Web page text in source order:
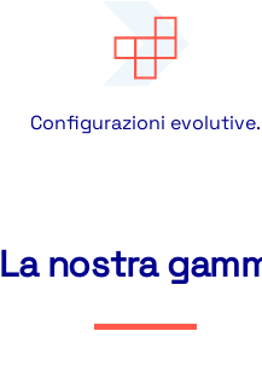
Configurazioni evolutive.
La nostra